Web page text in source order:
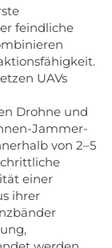
feindliche
UAVs
Drohne und
Jammer-
von 2–5
einer
ihrer